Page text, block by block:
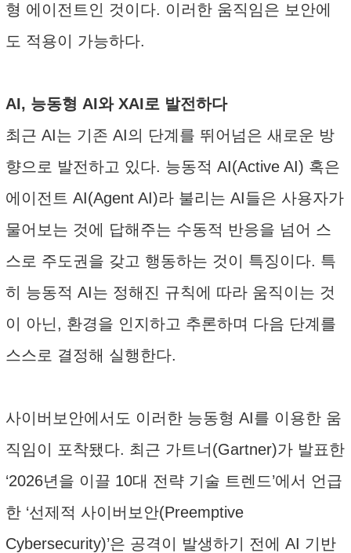
형 에이전트인 것이다. 이러한 움직임은 보안에
도 적용이 가능하다.
AI, 능동형 AI와 XAI로 발전하다
최근 AI는 기존 AI의 단계를 뛰어넘은 새로운 방
향으로 발전하고 있다. 능동적 AI(Active AI) 혹은
에이전트 AI(Agent AI)라 불리는 AI들은 사용자가
물어보는 것에 답해주는 수동적 반응을 넘어 스
스로 주도권을 갖고 행동하는 것이 특징이다. 특
히 능동적 AI는 정해진 규칙에 따라 움직이는 것
이 아닌, 환경을 인지하고 추론하며 다음 단계를
스스로 결정해 실행한다.
사이버보안에서도 이러한 능동형 AI를 이용한 움
직임이 포착됐다. 최근 가트너(Gartner)가 발표한
‘2026년을 이끌 10대 전략 기술 트렌드’에서 언급
한 ‘선제적 사이버보안(Preemptive
Cybersecurity)’은 공격이 발생하기 전에 AI 기반